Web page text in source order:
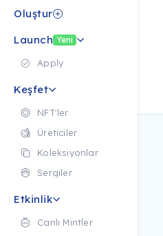
Oluştur
Launch Yeni
Apply
Keşfet
NFT'ler
Üreticiler
Koleksiyonlar
Sergiler
Etkinlik
Canlı Mintler